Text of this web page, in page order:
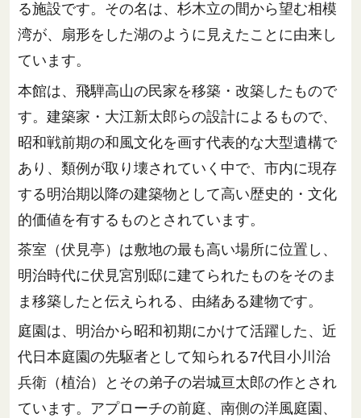
る施設です。その名は、杉木立の間から望む相模
湾が、扇形をした湖のように見えたことに由来し
ています。
本館は、飛騨高山の民家を移築・改築したもので
す。建築家・大江新太郎らの設計によるもので、
昭和戦前期の和風文化を画す代表的な大型遺構で
あり、類例が取り壊されていく中で、市内に現存
する明治期以降の建築物として高い歴史的・文化
的価値を有するものとされています。
茶室（伏見亭）は敷地の最も高い場所に位置し、
明治時代に伏見宮別邸に建てられたものをそのま
ま移築したと伝えられる、由緒ある建物です。
庭園は、明治から昭和初期にかけて活躍した、近
代日本庭園の先駆者として知られる7代目小川治
兵衛（植治）とその弟子の岩城亘太郎の作とされ
ています。アプローチの前庭、南側の洋風庭園、